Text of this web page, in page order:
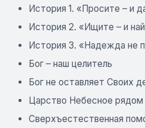
История 1. «Просите – и
История 2. «Ищите – и
История 3. «Надежда не
Бог – наш целитель
Бог не оставляет Своих
Царство Небесное рядом
Сверхъестественная